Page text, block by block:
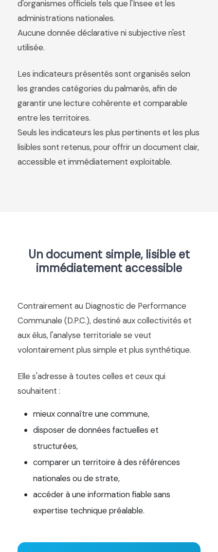
d'organismes officiels tels que l'Insee et les
administrations nationales.
Aucune donnée déclarative ni subjective n'est
utilisée.
Les indicateurs présentés sont organisés selon
les grandes catégories du palmarès, afin de
garantir une lecture cohérente et comparable
entre les territoires.
Seuls les indicateurs les plus pertinents et les plus
lisibles sont retenus, pour offrir un document clair,
accessible et immédiatement exploitable.
Un document simple, lisible et
immédiatement accessible
Contrairement au Diagnostic de Performance
Communale (D.P.C.), destiné aux collectivités et
aux élus, l'analyse territoriale se veut
volontairement plus simple et plus synthétique.
Elle s'adresse à toutes celles et ceux qui
souhaitent :
mieux connaître une commune,
disposer de données factuelles et
structurées,
comparer un territoire à des références
nationales ou de strate,
accéder à une information fiable sans
expertise technique préalable.